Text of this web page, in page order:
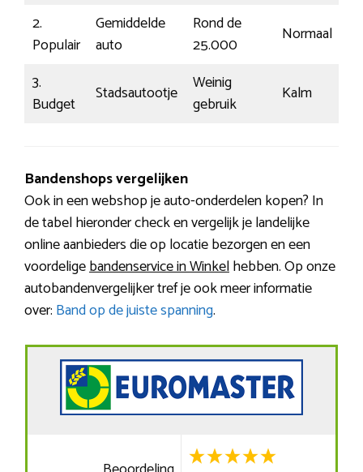
2.
Populair
Gemiddelde
auto
Rond de
25.000
Normaal
3.
Budget
Stadsautootje
Weinig
gebruik
Kalm
Bandenshops vergelijken
Ook in een webshop je auto-onderdelen kopen? In
de tabel hieronder check en vergelijk je landelijke
online aanbieders die op locatie bezorgen en een
voordeligebandenservice in Winkelhebben. Op onze
autobandenvergelijker tref je ook meer informatie
over: Band op de juiste spanning.